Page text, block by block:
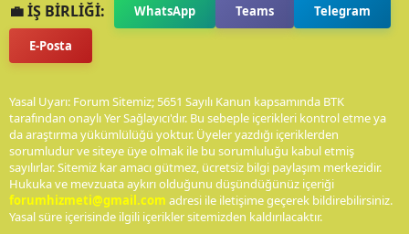
💼 İŞ BİRLİĞİ: WhatsApp Teams Telegram
E-Posta
Yasal Uyarı: Forum Sitemiz; 5651 Sayılı Kanun kapsamında BTK
tarafından onaylı Yer Sağlayıcı'dır. Bu sebeple içerikleri kontrol etme ya
da araştırma yükümlülüğü yoktur. Üyeler yazdığı içeriklerden
sorumludur ve siteye üye olmak ile bu sorumluluğu kabul etmiş
sayılırlar. Sitemiz kar amacı gütmez, ücretsiz bilgi paylaşım merkezidir.
Hukuka ve mevzuata aykırı olduğunu düşündüğünüz içeriği
forumhizmeti@gmail.com adresi ile iletişime geçerek bildirebilirsiniz.
Yasal süre içerisinde ilgili içerikler sitemizden kaldırılacaktır.